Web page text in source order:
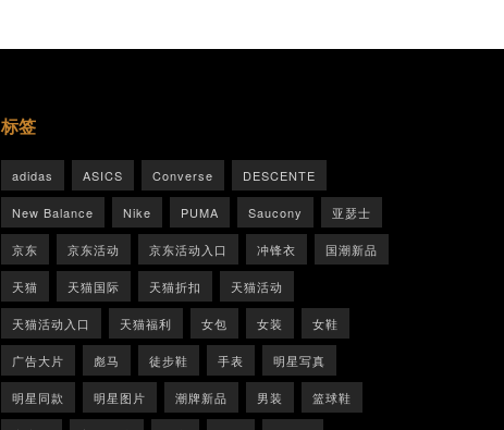
标签
adidas ASICS Converse DESCENTE
New Balance Nike PUMA Saucony 亚瑟士
京东 京东活动 京东活动入口 冲锋衣 国潮新品
天猫 天猫国际 天猫折扣 天猫活动
天猫活动入口 天猫福利 女包 女装 女鞋
广告大片 彪马 徒步鞋 手表 明星写真
明星同款 明星图片 潮牌新品 男装 篮球鞋